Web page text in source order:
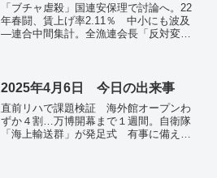
「ブチャ虐殺」国連安保理で討論へ。22
年春闘、賃上げ率2.11％ 中小にも波及
―連合中間集計。全漁連会長「反対変わ
全国で4万5684人感染 秋田、愛媛は過去
2025年4月6日 今日の出来事
直前リハで課題検証 海外館オープンわ
ずか４割…万博開幕まで１週間。自衛隊
「海上輸送群」が発足式 有事に備え、